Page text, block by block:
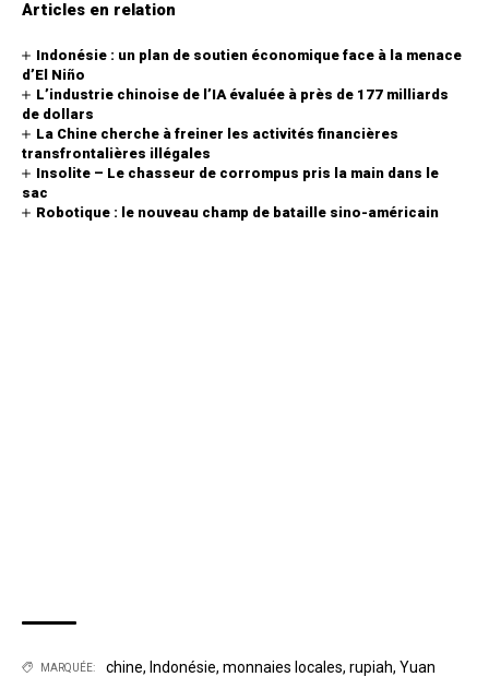
Articles en relation
Indonésie : un plan de soutien économique face à la menace
d’El Niño
L’industrie chinoise de l’IA évaluée à près de 177 milliards
de dollars
La Chine cherche à freiner les activités financières
transfrontalières illégales
Insolite – Le chasseur de corrompus pris la main dans le
sac
Robotique : le nouveau champ de bataille sino-américain
MARQUÉE: chine, Indonésie, monnaies locales, rupiah, Yuan